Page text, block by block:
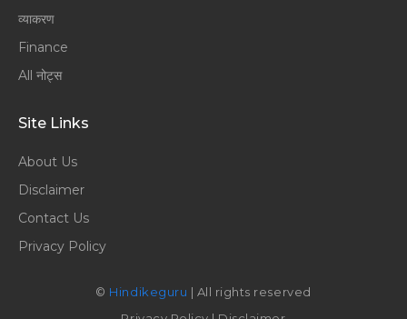
व्याकरण
Finance
All नोट्स
Site Links
About Us
Disclaimer
Contact Us
Privacy Policy
© Hindikeguru | All rights reserved